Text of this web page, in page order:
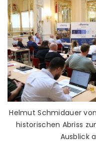
Helmut Schmidauer
historischen Abriss
Ausblick